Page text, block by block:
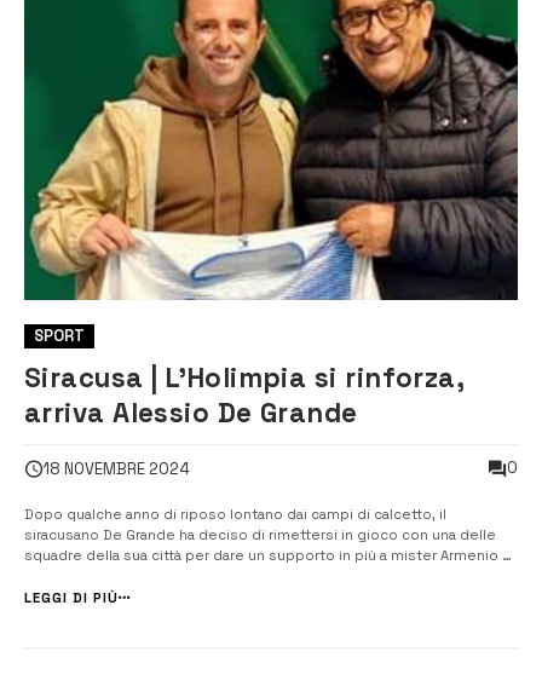
SPORT
Siracusa | L’Holimpia si rinforza,
arriva Alessio De Grande
18 NOVEMBRE 2024 0
Dopo qualche anno di riposo lontano dai campi di calcetto, il
siracusano De Grande ha deciso di rimettersi in gioco con una delle
squadre della sua città per dare un supporto in più a mister Armenio e
dalla serie B con il Siracusa alla […]
LEGGI DI PIÙ